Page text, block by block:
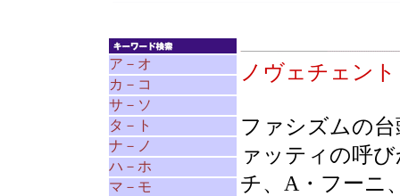
ア－オ
カ－コ
サ－ソ
タ－ト
ナ－ノ
ハ－ホ
マ－モ
ノヴェチェン
ファシズムの
ァッティの呼
チ、A・フーニ